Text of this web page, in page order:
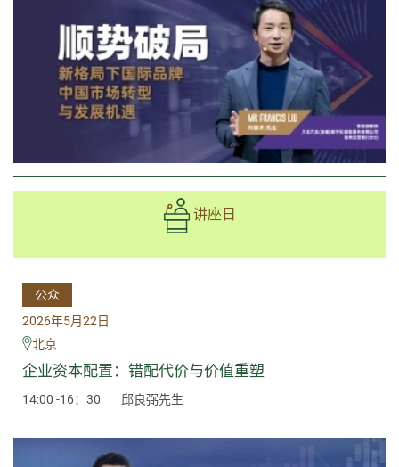
讲座日
公众
2026年5月22日
北京
企业资本配置：错配代价与价值重塑
14:00 -16：30 邱良弼先生